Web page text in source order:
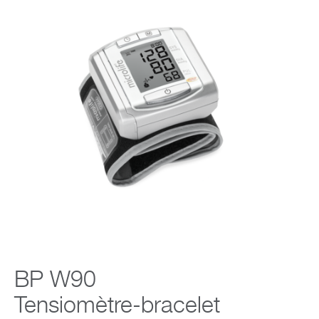
BP W90
Tensiomètre-bracelet